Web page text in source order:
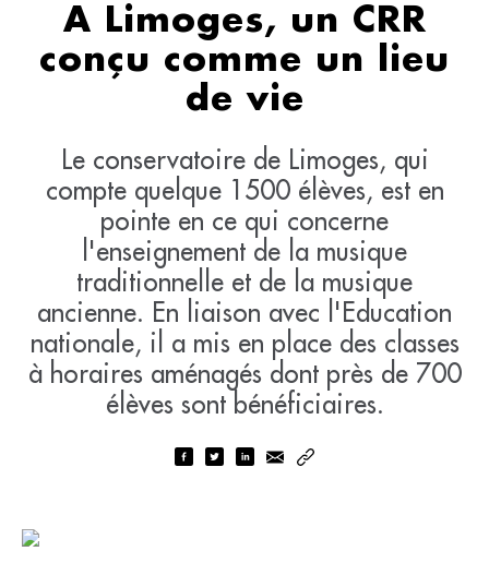
A Limoges, un CRR
conçu comme un lieu
de vie
Le conservatoire de Limoges, qui
compte quelque 1500 élèves, est en
pointe en ce qui concerne
l'enseignement de la musique
traditionnelle et de la musique
ancienne. En liaison avec l'Education
nationale, il a mis en place des classes
à horaires aménagés dont près de 700
élèves sont bénéficiaires.